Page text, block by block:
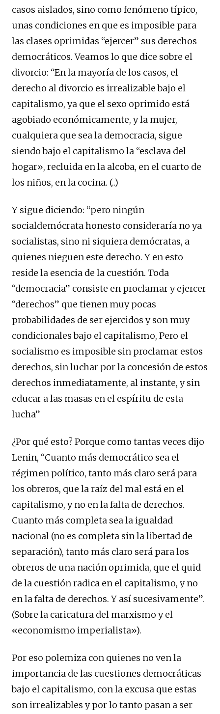
casos aislados, sino como fenómeno típico,
unas condiciones en que es imposible para
las clases oprimidas “ejercer” sus derechos
democráticos. Veamos lo que dice sobre el
divorcio: “En la mayoría de los casos, el
derecho al divorcio es irrealizable bajo el
capitalismo, ya que el sexo oprimido está
agobiado económicamente, y la mujer,
cualquiera que sea la democracia, sigue
siendo bajo el capitalismo la “esclava del
hogar», recluida en la alcoba, en el cuarto de
los niños, en la cocina. (..)
Y sigue diciendo: “pero ningún
socialdemócrata honesto consideraría no ya
socialistas, sino ni siquiera demócratas, a
quienes nieguen este derecho. Y en esto
reside la esencia de la cuestión. Toda
“democracia” consiste en proclamar y ejercer
“derechos” que tienen muy pocas
probabilidades de ser ejercidos y son muy
condicionales bajo el capitalismo, Pero el
socialismo es imposible sin proclamar estos
derechos, sin luchar por la concesión de estos
derechos inmediatamente, al instante, y sin
educar a las masas en el espíritu de esta
lucha”
¿Por qué esto? Porque como tantas veces dijo
Lenin, “Cuanto más democrático sea el
régimen político, tanto más claro será para
los obreros, que la raíz del mal está en el
capitalismo, y no en la falta de derechos.
Cuanto más completa sea la igualdad
nacional (no es completa sin la libertad de
separación), tanto más claro será para los
obreros de una nación oprimida, que el quid
de la cuestión radica en el capitalismo, y no
en la falta de derechos. Y así sucesivamente”.
(Sobre la caricatura del marxismo y el
«economismo imperialista»).
Por eso polemiza con quienes no ven la
importancia de las cuestiones democráticas
bajo el capitalismo, con la excusa que estas
son irrealizables y por lo tanto pasan a ser